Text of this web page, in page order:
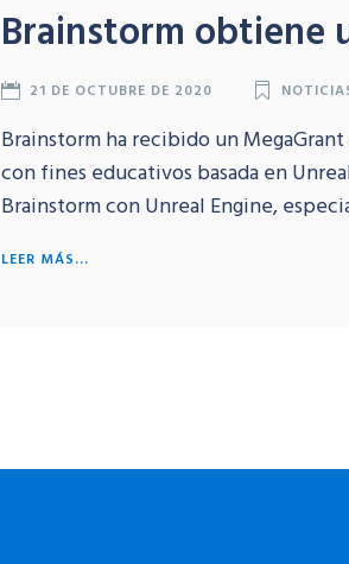
Brainstorm obtiene
21 DE OCTUBRE DE 2020
Brainstorm ha recibido un
con fines educativos basada en
Brainstorm con Unreal Engine,
LEER MÁS...